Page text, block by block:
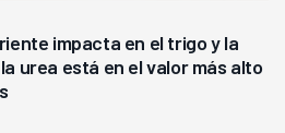
impacta en el trigo y la
urea está en el valor más alto